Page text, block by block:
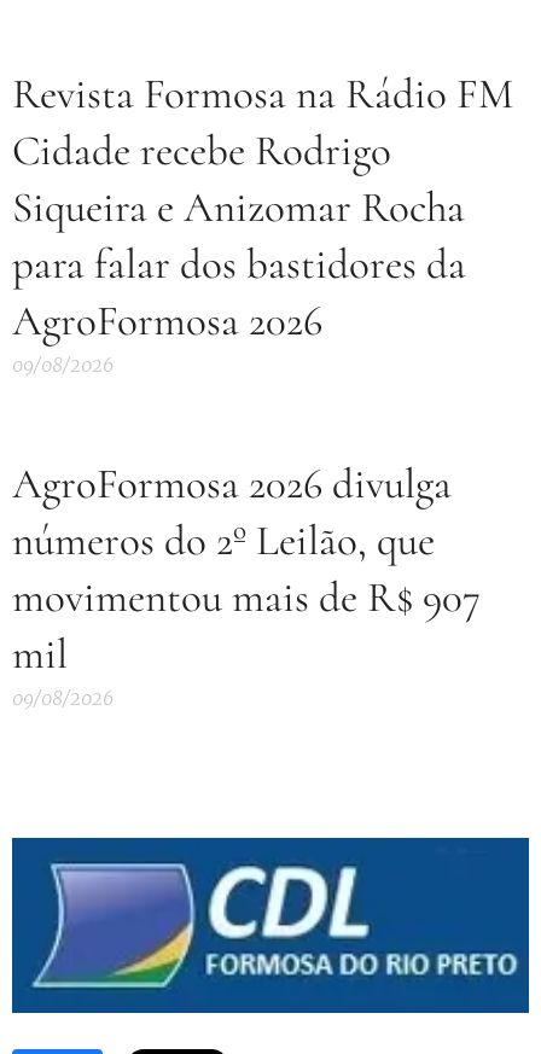
Revista Formosa na Rádio FM
Cidade recebe Rodrigo
Siqueira e Anizomar Rocha
para falar dos bastidores da
AgroFormosa 2026
09/08/2026
AgroFormosa 2026 divulga
números do 2º Leilão, que
movimentou mais de R$ 907
mil
09/08/2026